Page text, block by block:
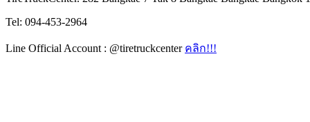
Tel: 094-453-2964
Line Official Account : @tiretruckcenter คลิก!!!